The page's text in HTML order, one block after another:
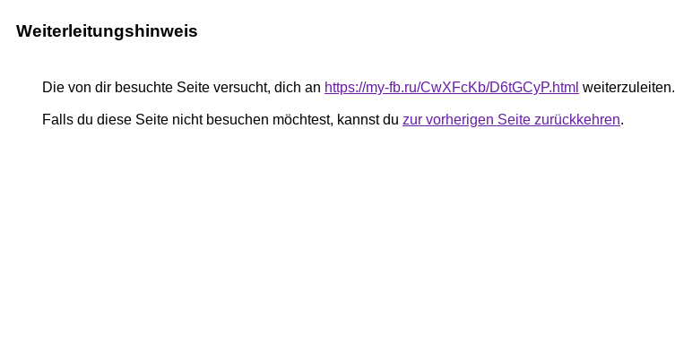
Weiterleitungshinweis
Die von dir besuchte Seite versucht, dich an https://my-fb.ru/CwXFcKb/D6tGCyP.html weiterzuleiten.
Falls du diese Seite nicht besuchen möchtest, kannst du zur vorherigen Seite zurückkehren.